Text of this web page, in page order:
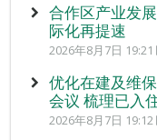
合作区产业发
际化再提速
2026年8月7日 19:21
优化在建及维
会议 梳理已入
2026年8月7日 19:12